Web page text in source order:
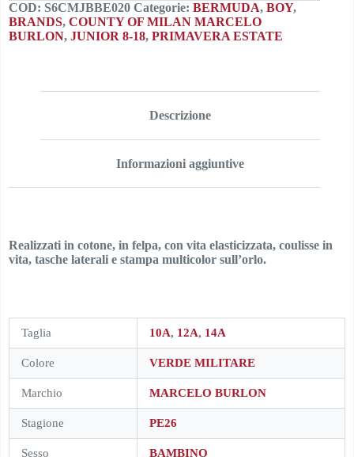
COD: S6CMJBBE020 Categorie: BERMUDA, BOY,
BRANDS, COUNTY OF MILAN MARCELO
BURLON, JUNIOR 8-18, PRIMAVERA ESTATE
Descrizione
Informazioni aggiuntive
Realizzati in cotone, in felpa, con vita elasticizzata, coulisse in
vita, tasche laterali e stampa multicolor sull’orlo.
Taglia 10A, 12A, 14A
Colore VERDE MILITARE
Marchio MARCELO BURLON
Stagione PE26
Sesso BAMBINO